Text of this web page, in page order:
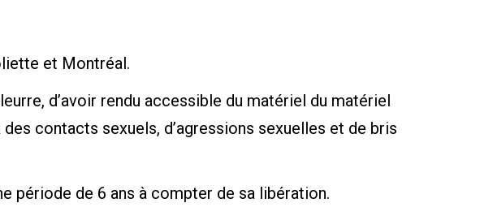
et Montréal.
d’avoir rendu accessible du matériel du matériel
contacts sexuels, d’agressions sexuelles et de bris
période de 6 ans à compter de sa libération.